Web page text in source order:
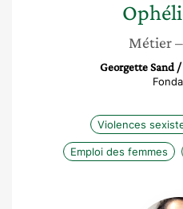
Métier
Georgette Sand
Violences
Emploi des femmes